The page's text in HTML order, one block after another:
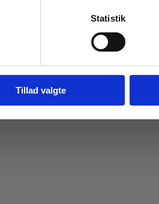
Statistik
Tillad valgte
Jeg springer over